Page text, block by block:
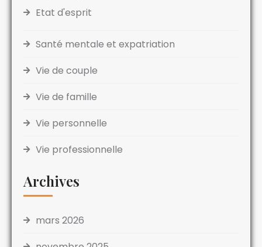
Etat d'esprit
Santé mentale et expatriation
Vie de couple
Vie de famille
Vie personnelle
Vie professionnelle
Archives
mars 2026